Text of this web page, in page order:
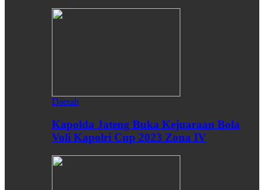
Daerah
Kapolda Jateng Buka Kejuaraan Bola
Voli Kapolri Cup 2023 Zona IV